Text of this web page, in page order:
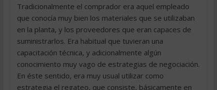
Tradicionalmente el comprador era aquel empleado
que conocía muy bien los materiales que se utilizaban
en la planta, y los proveedores que eran capaces de
suministrarlos. Era habitual que tuvieran una
capacitación técnica, y adicionalmente algún
conocimiento muy vago de estrategias de negociación.
En éste sentido, era muy usual utilizar como
estrategia el regateo, que consiste, básicamente en